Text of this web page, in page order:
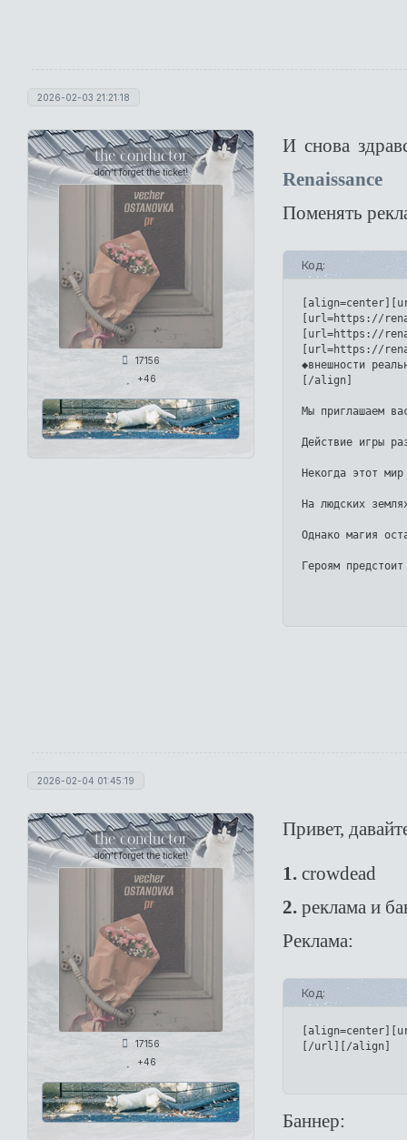
2026-02-03 21:21:18
the conductor
don't forget the ticket!
17156
+46
И снова
Renaissance
Поменять
Код:
[url=https://
[url=https://
[url=https://
◆внешности
[/align]
Мы приглашаем
Действие игры
Некогда этот
На людских
Однако магия
2026-02-04 01:45:19
the conductor
don't forget the ticket!
17156
+46
Привет,
1. crowdead
2. реклама и
Реклама:
Код:
[/url][/align]
Баннер: